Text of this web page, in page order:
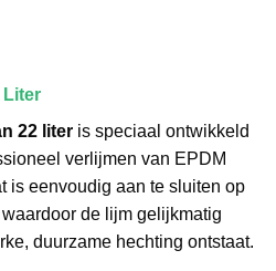
Liter
22 liter is speciaal ontwikkeld
verlijmen van EPDM
is eenvoudig aan te sluiten op
de lijm gelijkmatig
duurzame hechting ontstaat.